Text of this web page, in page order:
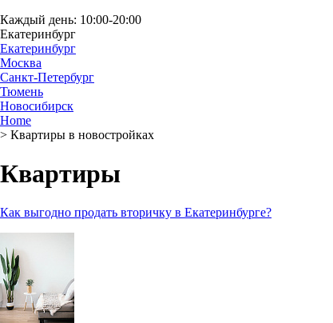
Каждый день: 10:00-20:00
Екатеринбург
Екатеринбург
Москва
Санкт-Петербург
Тюмень
Новосибирск
Home
> Квартиры в новостройках
Квартиры
Как выгодно продать вторичку в Екатеринбурге?